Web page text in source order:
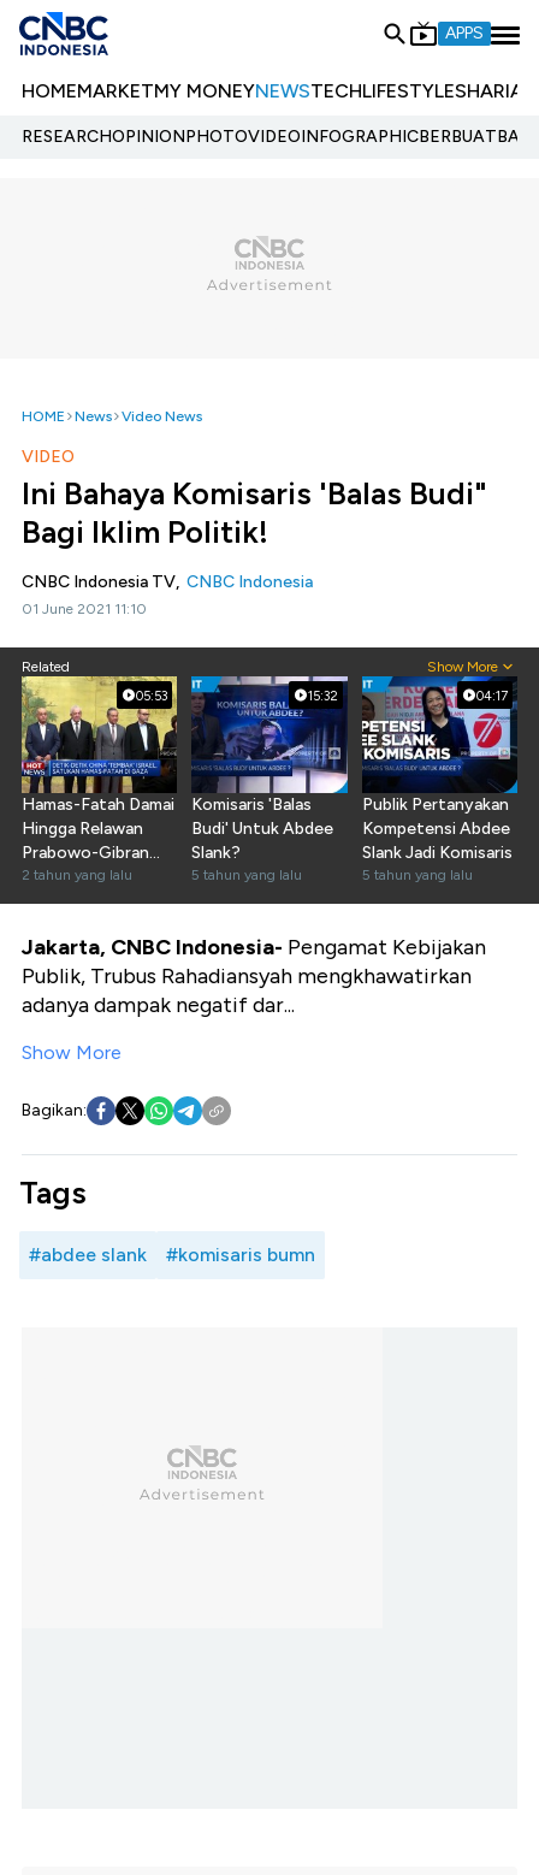
APPS
HOMEMARKETMY MONEYNEWSTECHLIFESTYLESHARIA
RESEARCHOPINIONPHOTOVIDEOINFOGRAPHIC
HOME News Video News
VIDEO
Ini Bahaya Komisaris 'Balas Budi"
Bagi Iklim Politik!
CNBC Indonesia TV, CNBC Indonesia
01 June 2021 11:10
Related Show More
05:53
Hamas-Fatah Damai
Hingga Relawan
Prabowo-Gibran
Jadi Komisaris
BUMN
2 tahun yang lalu
15:32
Komisaris 'Balas
Budi' Untuk Abdee
Slank?
5 tahun yang lalu
04:17
Publik Pertanyakan
Kompetensi Abdee
Slank Jadi Komisaris
5 tahun yang lalu
Jakarta, CNBC Indonesia- Pengamat Kebijakan
Publik, Trubus Rahadiansyah mengkhawatirkan
adanya dampak negatif dar...
Show More
Bagikan:
Tags
#abdee slank #komisaris bumn